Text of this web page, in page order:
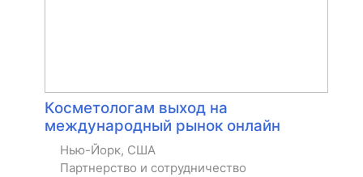
Косметологам выход на
международный рынок онлайн
Нью-Йорк, США
Партнерство и сотрудничество